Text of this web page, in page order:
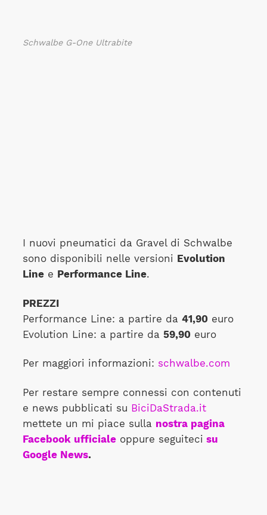
Schwalbe G-One Ultrabite
I nuovi pneumatici da Gravel di Schwalbe
sono disponibili nelle versioni Evolution
Linee Performance Line.
PREZZI
Performance Line: a partire da 41,90 euro
Evolution Line: a partire da 59,90 euro
Per maggiori informazioni: schwalbe.com
Per restare sempre connessi con contenuti
e news pubblicati su BiciDaStrada.it
mettete un mi piace sulla nostra pagina
Facebook ufficiale oppure seguiteci su
Google News.